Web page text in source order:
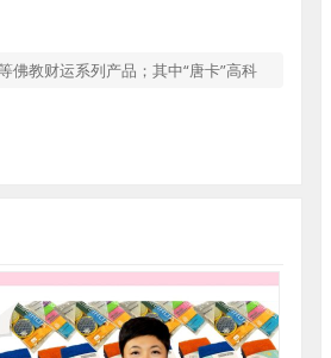
佛教财运系列产品；其中“唐卡”高科